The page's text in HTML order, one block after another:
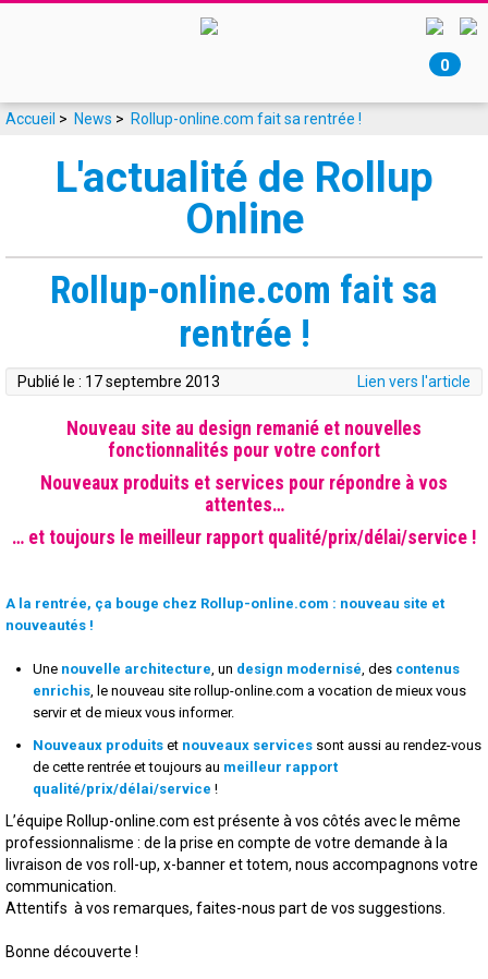
0
Accueil > News > Rollup-online.com fait sa rentrée !
L'actualité de Rollup
Online
Rollup-online.com fait sa
rentrée !
Publié le : 17 septembre 2013 Lien vers l'article
Nouveau site au design remanié et nouvelles
fonctionnalités pour votre confort
Nouveaux produits et services pour répondre à vos
attentes…
… et toujours le meilleur rapport qualité/prix/délai/service !
A la rentrée, ça bouge chez Rollup-online.com : nouveau site et
nouveautés !
Une nouvelle architecture, un design modernisé, des contenus
enrichis, le nouveau site rollup-online.com a vocation de mieux vous
servir et de mieux vous informer.
Nouveaux produits et nouveaux services sont aussi au rendez-vous
de cette rentrée et toujours au meilleur rapport
qualité/prix/délai/service !
L’équipe Rollup-online.com est présente à vos côtés avec le même
professionnalisme : de la prise en compte de votre demande à la
livraison de vos roll-up, x-banner et totem, nous accompagnons votre
communication.
Attentifs à vos remarques, faites-nous part de vos suggestions.
Bonne découverte !